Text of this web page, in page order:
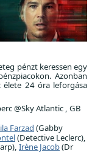
pénzt keressen egy
Azonban
élete 24 óra leforgása
@Sky Atlantic , GB
Farzad (Gabby
(Detective Leclerc),
Irène Jacob(Dr